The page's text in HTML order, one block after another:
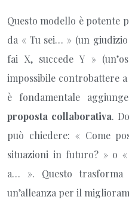
Questo modello è potente
da « Tu sei… » (un
fai X, succede Y »
impossibile controbattere
è fondamentale
proposta collaborativa.
può chiedere: « Come
situazioni in futuro? » o
a… ». Questo trasforma
un’alleanza per il